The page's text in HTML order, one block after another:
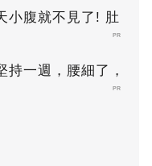
小腹就不見了! 肚
PR
持一週，腰細了，
PR